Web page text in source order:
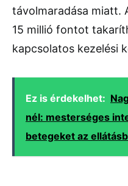
távolmaradása miatt.
15 millió fontot
kapcsolatos kezelési
Ez is érdekelhet:
nél: mesterséges
betegeket az